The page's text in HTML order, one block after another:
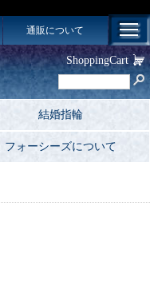
通販について
結婚指輪
フォーシーズについて
ShoppingCart